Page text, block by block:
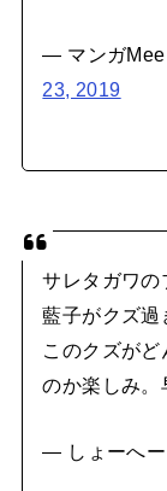
— マンガMee
23, 2019
サレタガワの
藍子がクズ過
このクズが
のか楽しみ。
— しょーへ